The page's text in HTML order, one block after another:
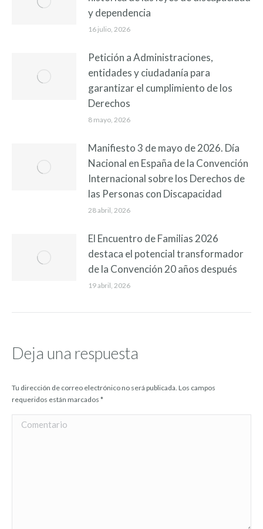
y dependencia
16 julio, 2026
Petición a Administraciones,
entidades y ciudadanía para
garantizar el cumplimiento de los
Derechos
8 mayo, 2026
Manifiesto 3 de mayo de 2026. Día
Nacional en España de la Convención
Internacional sobre los Derechos de
las Personas con Discapacidad
28 abril, 2026
El Encuentro de Familias 2026
destaca el potencial transformador
de la Convención 20 años después
19 abril, 2026
Deja una respuesta
Tu dirección de correo electrónico no será publicada. Los campos
requeridos están marcados *
Comentario